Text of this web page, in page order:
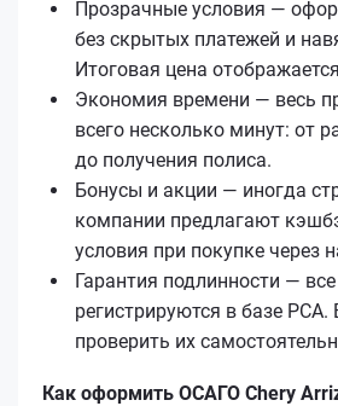
Прозрачные условия —
без скрытых платежей и
Итоговая цена
Экономия времени — весь
всего несколько минут: от
до получения полиса.
Бонусы и акции — иногда
компании предлагают
условия при покупке через
Гарантия подлинности —
регистрируются в базе
проверить их
Как оформить ОСАГО Chery